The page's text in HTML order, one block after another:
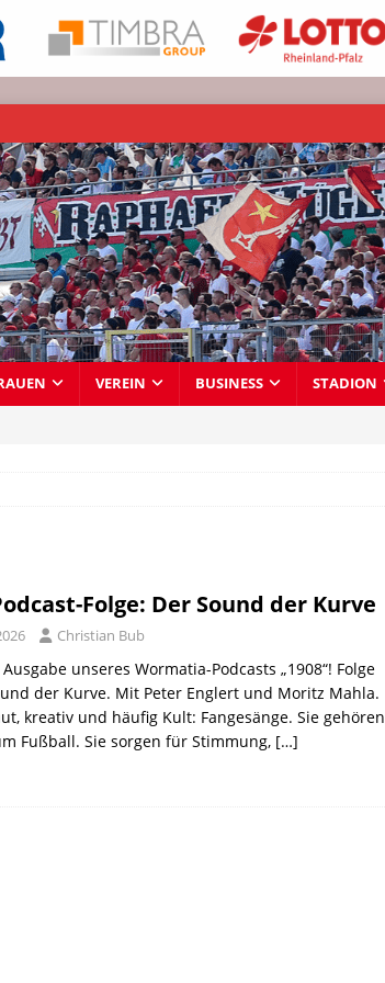
VEREIN BUSINESS STADION
Folge: Der Sound der Kurve
Christian Bub
unseres Wormatia-Podcasts „1908“! Folge
der Kurve. Mit Peter Englert und Moritz Mahla.
kreativ und häufig Kult: Fangesänge. Sie gehören
Fußball. Sie sorgen für Stimmung, […]